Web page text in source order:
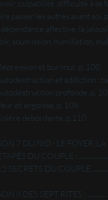
culpabilité, difficulté à se
passer les autres avant soi.
affective, la
soumission, humiliation,
et burnout. p. 100
et addiction :
profonde. p.
et angoisse. p. 108
débordante. p.110
7 DU NID : LE FOYER,
DU COUPLE :
SECRETS DU COUPLE
8 DES SEPT RITES :